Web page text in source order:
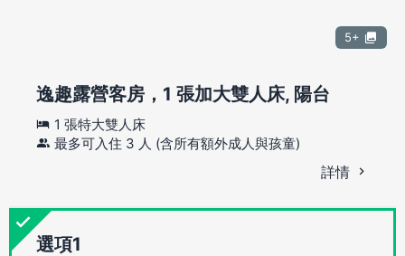
5+
逸趣露營客房，1 張加大雙人床, 陽台
1 張特大雙人床
最多可入住 3 人 (含所有額外成人與孩童)
詳情
選項